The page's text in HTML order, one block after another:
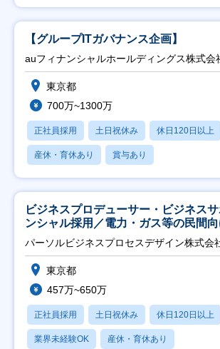
【グループITガバナンス企画】
auフィナンシャルホールディングス株式会
東京都
700万~1300万
正社員採用 土日祝休み 休日120日以上
産休・育休あり 賞与あり
ビジネスプロデューサー・ビジネス
ンシャル採用／電力・ガス等の民間
ト推進】
パーソルビジネスプロセスデザイン株式会
東京都
457万~650万
正社員採用 土日祝休み 休日120日以上
業界未経験OK 産休・育休あり